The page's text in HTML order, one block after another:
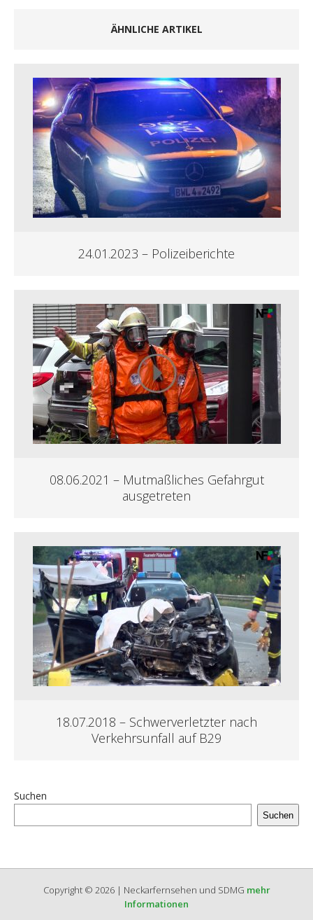
ÄHNLICHE ARTIKEL
24.01.2023 – Polizeiberichte
08.06.2021 – Mutmaßliches Gefahrgut
ausgetreten
18.07.2018 – Schwerverletzter nach
Verkehrsunfall auf B29
Suchen
Suchen
Copyright © 2026 | Neckarfernsehen und SDMG mehr
Informationen